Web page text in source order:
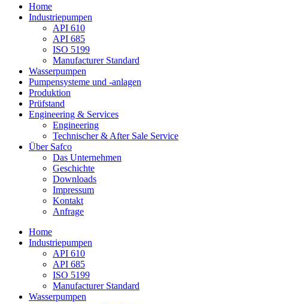
Home
Industriepumpen
API 610
API 685
ISO 5199
Manufacturer Standard
Wasserpumpen
Pumpensysteme und -anlagen
Produktion
Prüfstand
Engineering & Services
Engineering
Technischer & After Sale Service
Über Safco
Das Unternehmen
Geschichte
Downloads
Impressum
Kontakt
Anfrage
Home
Industriepumpen
API 610
API 685
ISO 5199
Manufacturer Standard
Wasserpumpen